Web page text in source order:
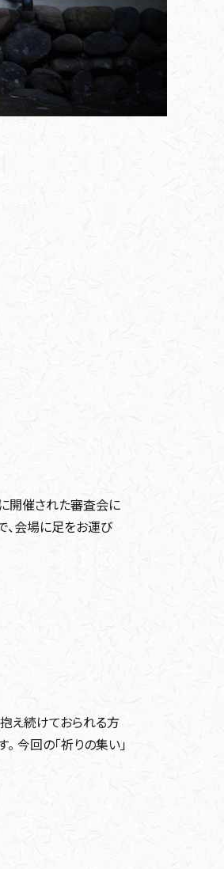
開催された審査会に
、会場に足をお運び
え続けておられる方
今回の「祈りの集い」